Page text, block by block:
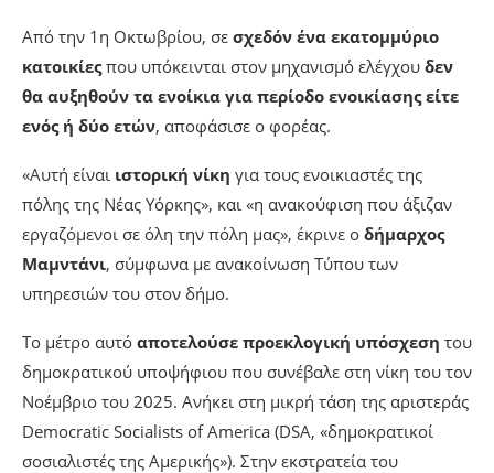
Από την 1η Οκτωβρίου, σε σχεδόν ένα εκατομμύριο
κατοικίεςπου υπόκεινται στον μηχανισμό ελέγχου δεν
θα αυξηθούν τα ενοίκια για περίοδο ενοικίασης είτε
ενός ή δύο ετών, αποφάσισε ο φορέας.
«Αυτή είναι ιστορική νίκη για τους ενοικιαστές της
πόλης της Νέας Υόρκης», και «η ανακούφιση που άξιζαν
εργαζόμενοι σε όλη την πόλη μας», έκρινε ο δήμαρχος
Μαμντάνι, σύμφωνα με ανακοίνωση Τύπου των
υπηρεσιών του στον δήμο.
Το μέτρο αυτό αποτελούσε προεκλογική υπόσχεση του
δημοκρατικού υποψήφιου που συνέβαλε στη νίκη του τον
Νοέμβριο του 2025. Ανήκει στη μικρή τάση της αριστεράς
Democratic Socialists of America (DSA, «δημοκρατικοί
σοσιαλιστές της Αμερικής»). Στην εκστρατεία του